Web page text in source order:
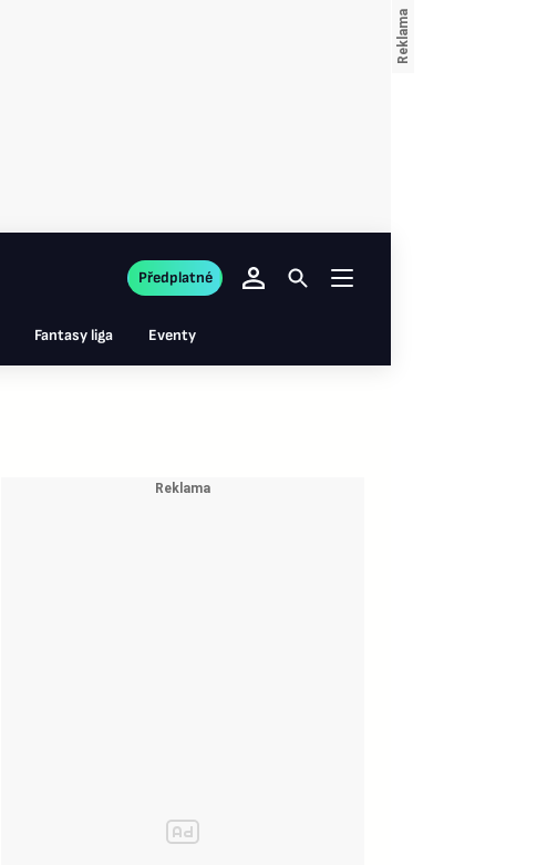
Fantasy liga Eventy
Předplatné